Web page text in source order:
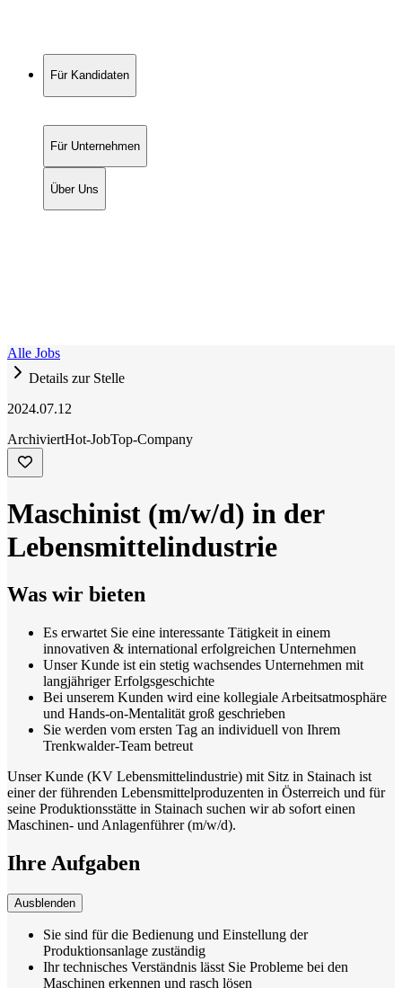
Für Kandidaten
Für Unternehmen
Über Uns
Alle Jobs
Details zur Stelle
2024.07.12
ArchiviertHot-JobTop-Company
Maschinist (m/w/d) in der
Lebensmittelindustrie
Was wir bieten
Es erwartet Sie eine interessante Tätigkeit in einem
innovativen & international erfolgreichen Unternehmen
Unser Kunde ist ein stetig wachsendes Unternehmen mit
langjähriger Erfolgsgeschichte
Bei unserem Kunden wird eine kollegiale Arbeitsatmosphäre
und Hands-on-Mentalität groß geschrieben
Sie werden vom ersten Tag an individuell von Ihrem
Trenkwalder-Team betreut
Unser Kunde (KV Lebensmittelindustrie) mit Sitz in Stainach ist
einer der führenden Lebensmittelproduzenten in Österreich und für
seine Produktionsstätte in Stainach suchen wir ab sofort einen
Maschinen- und Anlagenführer (m/w/d).
Ihre Aufgaben
Ausblenden
Sie sind für die Bedienung und Einstellung der
Produktionsanlage zuständig
Ihr technisches Verständnis lässt Sie Probleme bei den
Maschinen erkennen und rasch lösen